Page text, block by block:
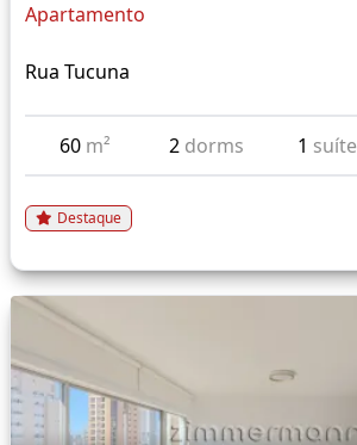
Apartamento
Rua Tucuna
60 m² 2 dorms 1 suíte
Destaque